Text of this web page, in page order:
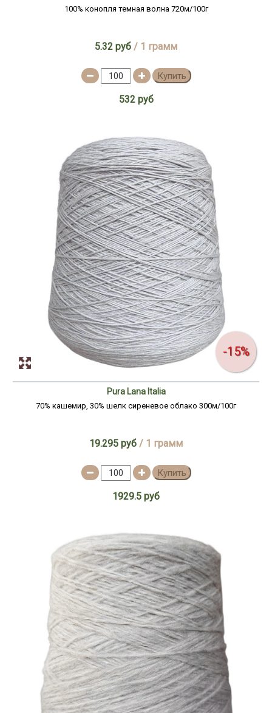
100% конопля темная волна 720м/100г
5.32 руб / 1 грамм
Купить
532 руб
-15%
Pura Lana Italia
70% кашемир, 30% шелк сиреневое облако 300м/100г
19.295 руб / 1 грамм
Купить
1929.5 руб